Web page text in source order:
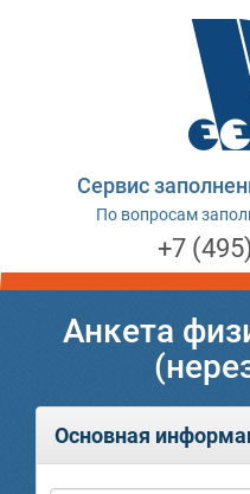
Сервис
По вопросам
+7
Анкета
Основная